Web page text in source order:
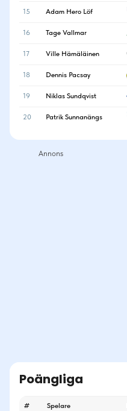
15 Adam Hero Löf
16 Tage Vallmar
17 Ville Hämäläinen
18 Dennis Pacsay
19 Niklas Sundqvist
20 Patrik Sunnanängs
Poängliga
# Spelare